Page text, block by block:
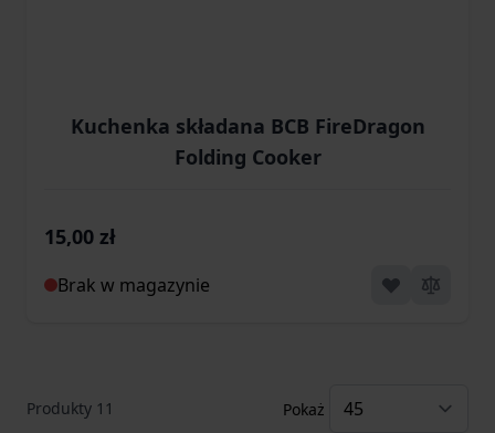
Kuchenka składana BCB FireDragon
Folding Cooker
15,00 zł
Brak w magazynie
Produkty 11 Pokaż